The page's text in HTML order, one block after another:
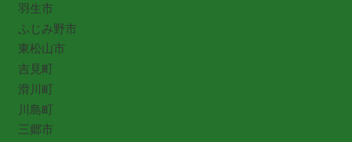
羽生市
ふじみ野市
東松山市
吉見町
滑川町
川島町
三郷市